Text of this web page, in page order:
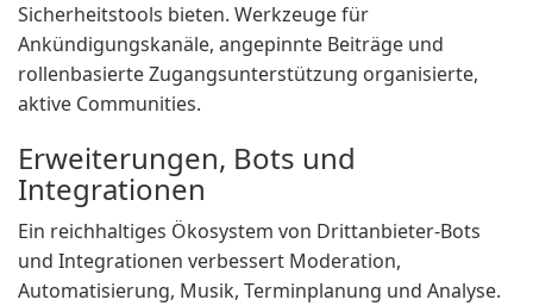
Sicherheitstools bieten. Werkzeuge für
Ankündigungskanäle, angepinnte Beiträge und
rollenbasierte Zugangsunterstützung organisierte,
aktive Communities.
Erweiterungen, Bots und
Integrationen
Ein reichhaltiges Ökosystem von Drittanbieter-Bots
und Integrationen verbessert Moderation,
Automatisierung, Musik, Terminplanung und Analyse.